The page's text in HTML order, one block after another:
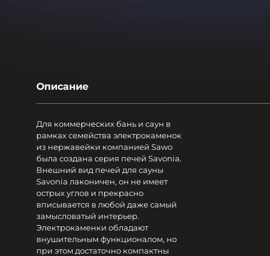
Описание
Для коммерческих бань и саун в
рамках семейства электрокаменок
из нержавейки компанией Sawo
была создана серия печей Savonia.
Внешний вид печей для сауны
Savonia лаконичен, он не имеет
острых углов и прекрасно
вписывается в любой даже самый
замысловатый интерьер.
Электрокаменки обладают
внушительным функционалом, но
при этом достаточно компактны